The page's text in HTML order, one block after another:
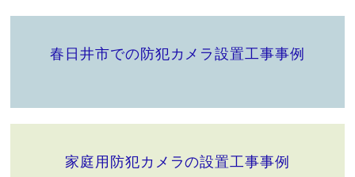
春日井市での防犯カメラ設置工事事例
家庭用防犯カメラの設置工事事例